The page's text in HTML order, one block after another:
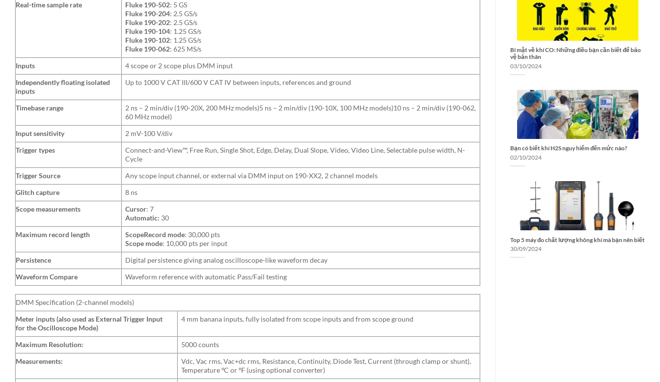
Real-time sample rate
Fluke 190-502: 5 GS
Fluke 190-204: 2.5 GS/s
Fluke 190-202: 2.5 GS/s
Fluke 190-104: 1.25 GS/s
Fluke 190-102: 1.25 GS/s
Fluke 190-062: 625 MS/s
Inputs
4 scope or 2 scope plus DMM input
Independently floating isolated
inputs
Up to 1000 V CAT III/600 V CAT IV between inputs, references and ground
Timebase range
2 ns – 2 min/div (190-20X, 200 MHz models)5 ns – 2 min/div (190-10X, 100 MHz models)10 ns – 2 min/div (190-062,
60 MHz model)
Input sensitivity
2 mV-100 V/div
Trigger types
Connect-and-View™, Free Run, Single Shot, Edge, Delay, Dual Slope, Video, Video Line, Selectable pulse width, N-
Cycle
Trigger Source
Any scope input channel, or external via DMM input on 190-XX2, 2 channel models
Glitch capture
8 ns
Scope measurements
Cursor: 7
Automatic: 30
Maximum record length
ScopeRecord mode: 30,000 pts
Scope mode: 10,000 pts per input
Persistence
Digital persistence giving analog oscilloscope-like waveform decay
Waveform Compare
Waveform reference with automatic Pass/Fail testing
DMM Specification (2-channel models)
Meter inputs (also used as External Trigger Input
for the Oscilloscope Mode)
4 mm banana inputs, fully isolated from scope inputs and from scope ground
Maximum Resolution:
5000 counts
Measurements:
Vdc, Vac rms, Vac+dc rms, Resistance, Continuity, Diode Test, Current (through clamp or shunt),
Temperature ºC or ºF (using optional converter)
Bí mật về khí CO: Những điều bạn cần biết để bảo
vệ bản thân
03/10/2024
Bạn có biết khí H2S nguy hiểm đến mức nào?
02/10/2024
Top 5 máy đo chất lượng không khí mà bạn nên biết
30/09/2024